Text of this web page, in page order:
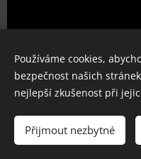
Používáme cookies,
bezpečnost našich
nejlepší zkušenost při
Přijmout nezbytné